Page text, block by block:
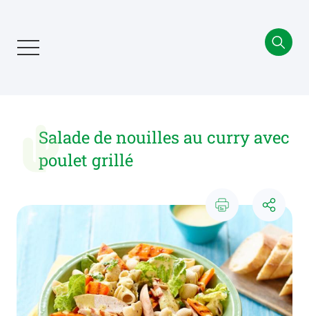
principalSalade de nouilles au curry avec
poulet grillé